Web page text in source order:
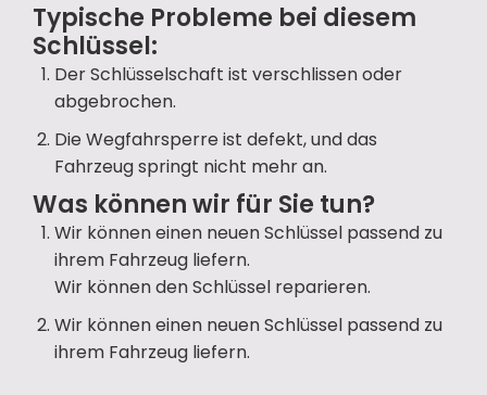
Typische Probleme bei diesem
Schlüssel:
Der Schlüsselschaft ist verschlissen oder
abgebrochen.
Die Wegfahrsperre ist defekt, und das
Fahrzeug springt nicht mehr an.
Was können wir für Sie tun?
Wir können einen neuen Schlüssel passend zu
ihrem Fahrzeug liefern.
Wir können den Schlüssel reparieren.
Wir können einen neuen Schlüssel passend zu
ihrem Fahrzeug liefern.